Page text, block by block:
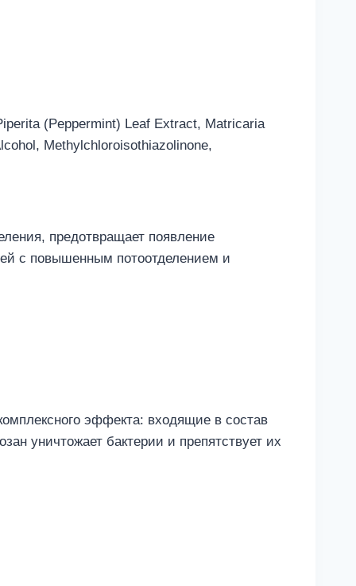
(Peppermint) Leaf Extract, Matricaria
Methylchloroisothiazolinone,
предотвращает появление
с повышенным потоотделением и
эффекта: входящие в состав
уничтожает бактерии и препятствует их